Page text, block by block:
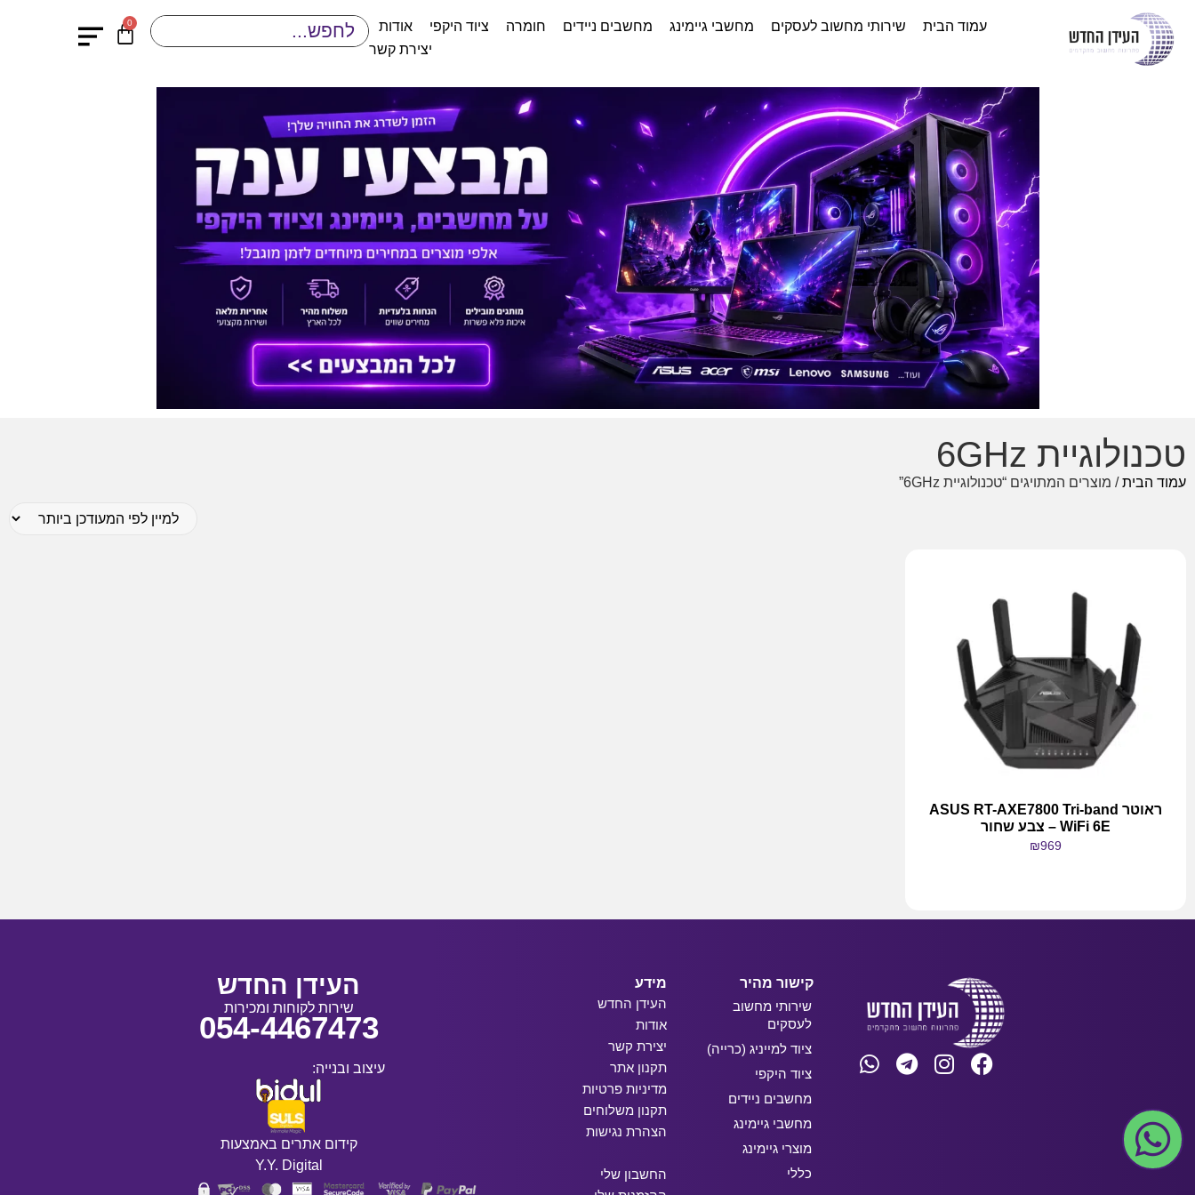
עמוד הבית שירותי מחשוב לעסקים מחשבי גיימינג מחשבים ניידים חומרה ציוד היקפי
אודות
יצירת קשר
0
טכנולוגיית 6GHz
עמוד הבית/ מוצרים המתויגים “טכנולוגיית 6GHz”
ראוטר ASUS RT-AXE7800 Tri-band
WiFi 6E – צבע שחור
₪969
קישור מהיר
שירותי מחשוב
לעסקים
ציוד למייניג (כרייה)
ציוד היקפי
מחשבים ניידים
מחשבי גיימינג
מוצרי גיימינג
כללי
מידע
העידן החדש
אודות
יצירת קשר
תקנון אתר
מדיניות פרטיות
תקנון משלוחים
הצהרת נגישות
החשבון שלי
העידן החדש
שירות לקוחות ומכירות
054-4467473
עיצוב ובנייה:
קידום אתרים באמצעות
Y.Y. Digital